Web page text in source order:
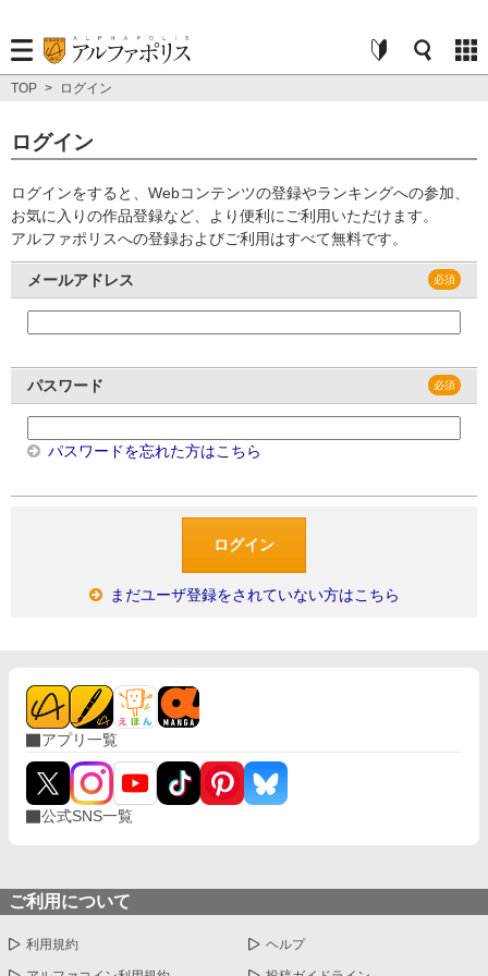
TOP > ログイン
ログイン
ログインをすると、Webコンテンツの登録やランキングへの参加、
お気に入りの作品登録など、より便利にご利用いただけます。
アルファポリスへの登録およびご利用はすべて無料です。
メールアドレス
パスワード
パスワードを忘れた方はこちら
まだユーザ登録をされていない方はこちら
アプリ一覧
公式SNS一覧
ご利用について
利用規約 ヘルプ